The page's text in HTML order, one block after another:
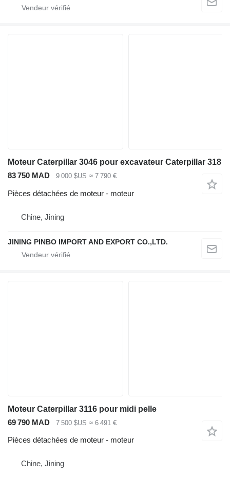
Moteur Caterpillar 3046 pour excavateur Caterpillar 318
83 750 MAD
9 000 $US ≈ 7 790 €
Pièces détachées de moteur - moteur
Chine, Jining
JINING PINBO IMPORT AND EXPORT CO.,LTD.
Moteur Caterpillar 3116 pour midi pelle
69 790 MAD
7 500 $US ≈ 6 491 €
Pièces détachées de moteur - moteur
Chine, Jining